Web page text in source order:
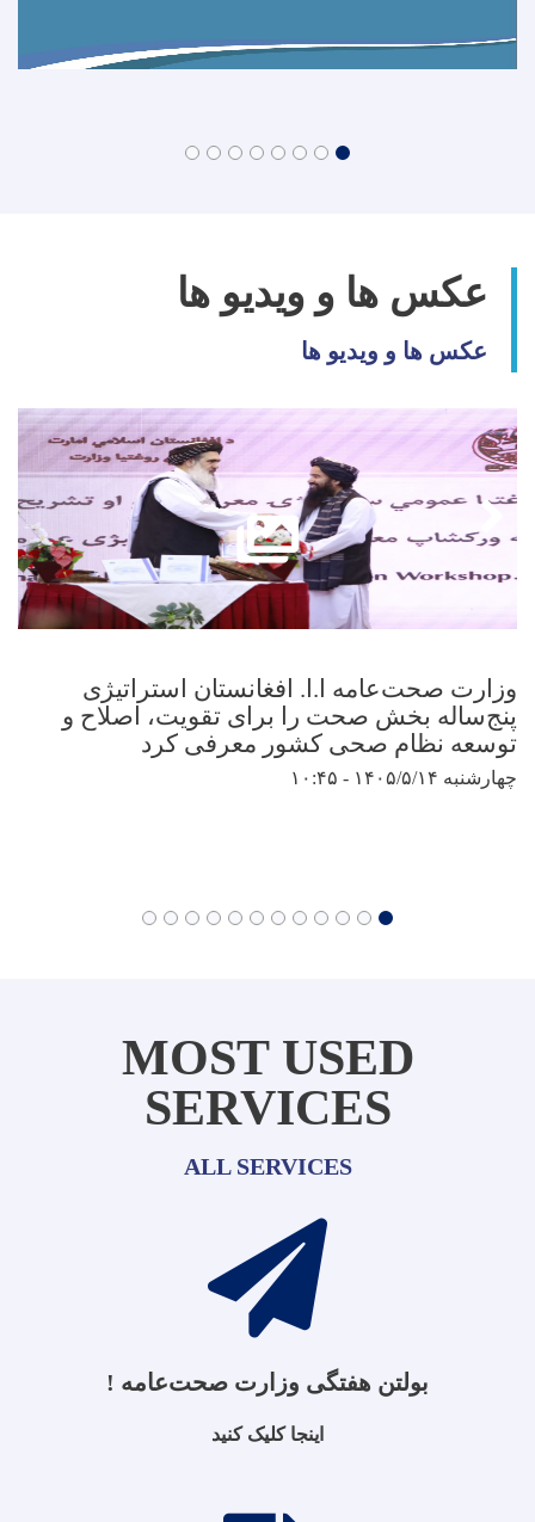
عکس ها و ویدیو ها
عکس ها و ویدیو ها
وزارت صحت‌عامه ا.ا. افغانستان استراتیژی
پنج‌ساله بخش صحت را برای تقویت، اصلاح و
توسعه نظام صحی کشور معرفی کرد
چهارشنبه ۱۴۰۵/۵/۱۴ - ۱۰:۴۵
MOST USED
SERVICES
ALL SERVICES
بولتن هفتگی وزارت صحت‌عامه !
اینجا کلیک کنید